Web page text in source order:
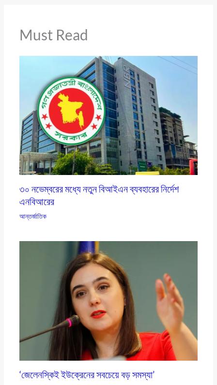
Must Read
৩০ নভেম্বরের মধ্যে নতুন বিআইএন ব্যবহারের নির্দেশ
এনবিআরের
আন্তর্জাতিক
‘জেলেনস্কিই ইউক্রেনের সবচেয়ে বড় সমস্যা’